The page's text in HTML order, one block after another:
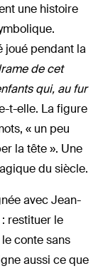
une histoire
joué pendant la
de cet
qui, au fur
t-elle. La figure
« un peu
la tête ». Une
du siècle.
avec Jean-
restituer le
conte sans
aussi ce que